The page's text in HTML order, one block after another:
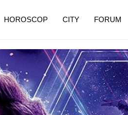
HOROSCOP CITY FORUM
ce înaintezi în vârstă